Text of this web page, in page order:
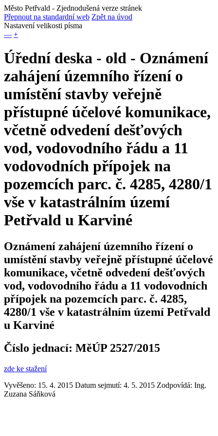
Město Petřvald - Zjednodušená verze stránek
Přepnout na standardní web Zpět na úvod
Nastavení velikosti písma
— +
Úřední deska - old - Oznámení
zahájení územního řízení o
umístění stavby veřejně
přístupné účelové komunikace,
včetně odvedení dešťových
vod, vodovodního řádu a 11
vodovodních přípojek na
pozemcích parc. č. 4285, 4280/1
vše v katastrálním území
Petřvald u Karviné
Oznámení zahájení územního řízení o
umístění stavby veřejně přístupné účelové
komunikace, včetně odvedení dešťových
vod, vodovodního řádu a 11 vodovodních
přípojek na pozemcích parc. č. 4285,
4280/1 vše v katastrálním území Petřvald
u Karviné
Číslo jednací: MěÚP 2527/2015
zde ke stažení
Vyvěšeno: 15. 4. 2015 Datum sejmutí: 4. 5. 2015 Zodpovídá: Ing.
Zuzana Sáňková